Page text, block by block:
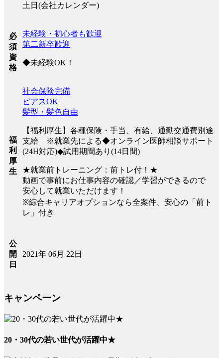
土日(会社カレンダー)
必
須
資
格
未経験・初心者も歓迎
第二新卒歓迎
◆未経験OK！
福
利
厚
生
社会保険完備
ピアスOK
髪型・髪色自由
【福利厚生】各種保険・手当、有給、通勤交通費別途
支給 ※就業先による◆オンライン医師相談サポート
(24H対応)◆試用期間あり(14日間)
★就業前トレーニング：前トレ付！★
動画で事前にお仕事内容の確認／学習ができるので
安心して就業いただけます！
※綜合キャリアオプションなら全案件、安心の「前ト
レ」付き
公
開
日
2021年 06月 22日
キャンペーン
20・30代の若い世代が活躍中★